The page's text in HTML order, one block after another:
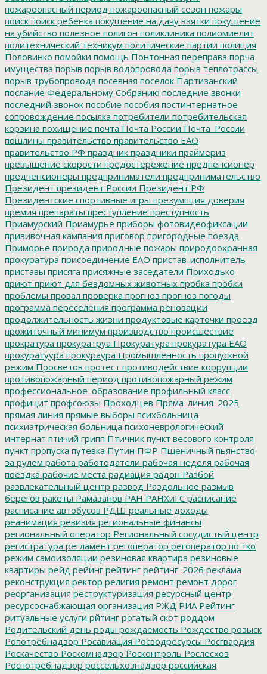
пожароопасный период пожароопасный сезон пожары
поиск поиск ребенка покушение на дачу взятки покушение
на убийство полезное полигон поликлиника полиомиелит
политехнический техникум политические партии полиция
Половинко помойки помощь Понтонная переправа порча
имущества порыв порыв водопровода порыв теплотрассы
порыв трубопровода посевная поселок Партизанский
послание Федеральному Собранию последние звонки
последний звонок пособие пособия постинтернатное
сопровождение посылка потребители потребительская
корзина похищение почта Почта России Почта_России
пошлины правительство правительство ЕАО
правительство РФ праздник праздники праймериз
превышение скорости предостережение предпенсионер
предпенсионеры предприниматели предпринимательство
Президент президент России Президент РФ
Президентские спортивные игры презумпция доверия
премия препараты преступление преступность
Приамурский Приамурье приборы фотовидеофиксации
прививочная кампания приговор пригородные поезда
Приморье природа природные пожары природоохранная
прокуратура присоединение ЕАО пристав-исполнитель
приставы присяга присяжные заседатели Приходько
приют приют для бездомных животных пробка пробки
проблемы провал проверка прогноз прогноз погоды
программа переселения программа реновации
продолжительность жизни продуктовые карточки проезд
прожиточный минимум производство происшествие
прократура прокуратруа Прокуратура прокуратура ЕАО
прокуратуура прокураура Промышленность пропускной
режим Просветов протест противодействие коррупции
противопожарный период противопожарный режим
профессиональное_образование профильный класс
профицит профсоюзы Проходцев Пряма_линия_2025
прямая линия прямые выборы психбольница
психиатрическая больница психоневрологический
интернат птичий грипп Птичник пункт весового контроля
пункт пропуска путевка Путин ПФР Пшеничный пьянство
за рулем работа работодатели рабочая неделя рабочая
поездка рабочие места радиация радон Разбой
развлекательный центр развод Раздольное размыв
берегов ракеты Рамазанов РАН РАНХиГС расписание
расписание автобусов РДШ реальные доходы
реанимация ревизия региональные финансы
региональный оператор Региональный сосудистый центр
регистратура регламент регоператор регоператор по тко
режим самоизоляции резиновая квартира резиновые
квартиры рейд рейинг рейтинг рейтинг_2026 реклама
реконструкция ректор религия ремонт ремонт дорог
реорганизация реструктуризация ресурсный центр
ресурсоснабжающая организация РЖД РИА Рейтинг
ритуальные услуги рйтинг рогатый скот роддом
Родительский день роды рождаемость Рождество розыск
Ропотребнадзор Росавиация Росводресурсы Росгвардия
Роскачество Роскомнадзор Росконтроль Рослесхоз
Роспотребнадзор россельхознадзор российская